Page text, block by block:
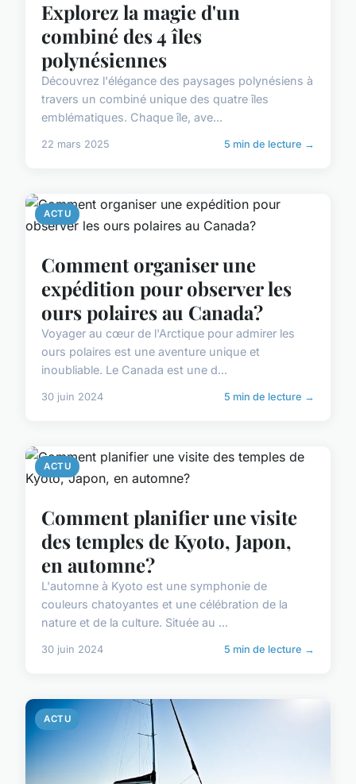
Explorez la magie d'un
combiné des 4 îles
polynésiennes
Découvrez l'élégance des paysages polynésiens à
travers un combiné unique des quatre îles
emblématiques. Chaque île, ave...
22 mars 2025 5 min de lecture →
ACTU
Comment organiser une
expédition pour observer les
ours polaires au Canada?
Voyager au cœur de l'Arctique pour admirer les
ours polaires est une aventure unique et
inoubliable. Le Canada est une d...
30 juin 2024 5 min de lecture →
ACTU
Comment planifier une visite
des temples de Kyoto, Japon,
en automne?
L'automne à Kyoto est une symphonie de
couleurs chatoyantes et une célébration de la
nature et de la culture. Située au ...
30 juin 2024 5 min de lecture →
ACTU